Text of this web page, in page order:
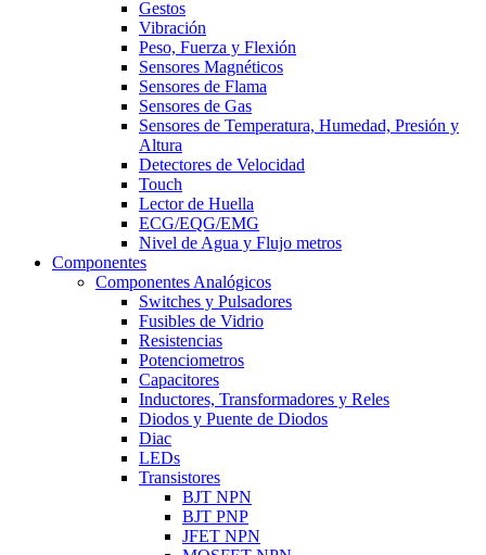
Gestos
Vibración
Peso, Fuerza y Flexión
Sensores Magnéticos
Sensores de Flama
Sensores de Gas
Sensores de Temperatura, Humedad, Presión y
Altura
Detectores de Velocidad
Touch
Lector de Huella
ECG/EQG/EMG
Nivel de Agua y Flujo metros
Componentes
Componentes Analógicos
Switches y Pulsadores
Fusibles de Vidrio
Resistencias
Potenciometros
Capacitores
Inductores, Transformadores y Reles
Diodos y Puente de Diodos
Diac
LEDs
Transistores
BJT NPN
BJT PNP
JFET NPN